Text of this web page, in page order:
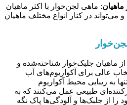
: ماهی لجن‌خوار با اکثر ماهیان
می‌تواند در کنار انواع مختلف ماهیان
ماهیان جلبک‌خوار شناخته‌شده و
عالی برای آکواریوم‌های آب
به زیبایی محیط آکواریوم
طبیعی عمل می‌کنند که به
از جلبک‌ها و آلودگی‌ها پاک نگه